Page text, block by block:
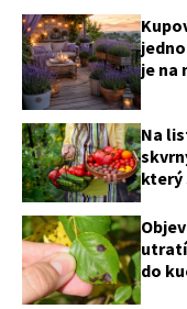
je na
Na
který
do